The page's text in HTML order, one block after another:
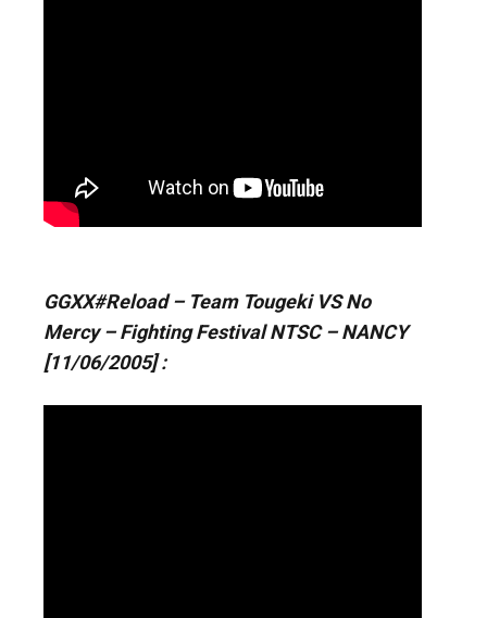
GGXX#Reload – Team Tougeki VS No
Mercy – Fighting Festival NTSC – NANCY
[11/06/2005] :